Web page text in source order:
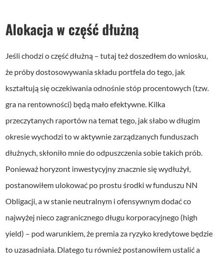
Alokacja w część dłużną
Jeśli chodzi o część dłużną – tutaj też doszedłem do wniosku,
że próby dostosowywania składu portfela do tego, jak
kształtują się oczekiwania odnośnie stóp procentowych (tzw.
gra na rentowności) będą mało efektywne. Kilka
przeczytanych raportów na temat tego, jak słabo w długim
okresie wychodzi to w aktywnie zarządzanych funduszach
dłużnych, skłoniło mnie do odpuszczenia sobie takich prób.
Ponieważ horyzont inwestycyjny znacznie się wydłużył,
postanowiłem ulokować po prostu środki w funduszu NN
Obligacji, a w stanie neutralnym i ofensywnym dodać co
najwyżej nieco zagranicznego długu korporacyjnego (high
yield) – pod warunkiem, że premia za ryzyko kredytowe będzie
to uzasadniała. Dlatego tu również postanowiłem ustalić a